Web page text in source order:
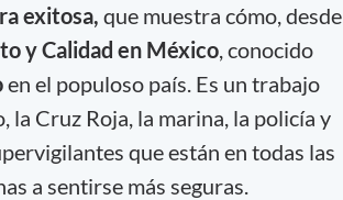
exitosa, que muestra cómo, desde
y Calidad en México, conocido
en el populoso país. Es un trabajo
Cruz Roja, la marina, la policía y
que están en todas las
a sentirse más seguras.